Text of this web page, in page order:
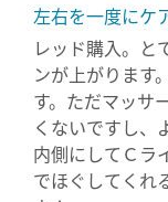
左右を一度にケ
レッド購入。と
ンが上がります
す。ただマッサ
くないですし、
内側にしてＣラ
でほぐしてくれ